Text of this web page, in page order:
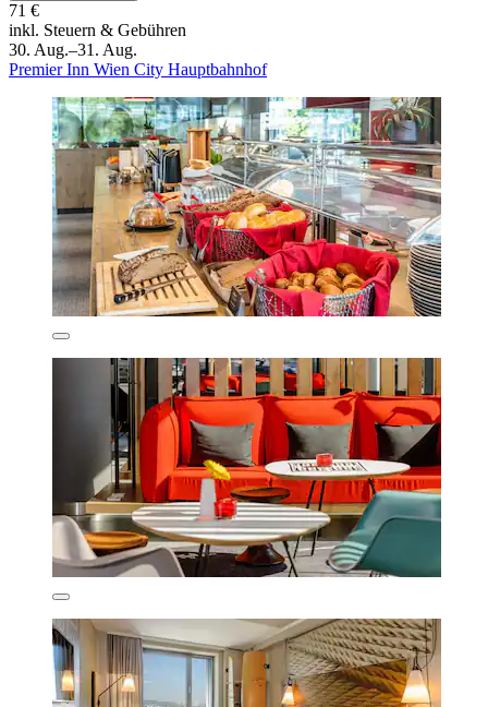
71 €
inkl. Steuern & Gebühren
30. Aug.–31. Aug.
Premier Inn Wien City Hauptbahnhof